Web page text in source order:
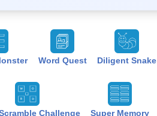
Word Quest Diligent Snake
Challenge Super Memory